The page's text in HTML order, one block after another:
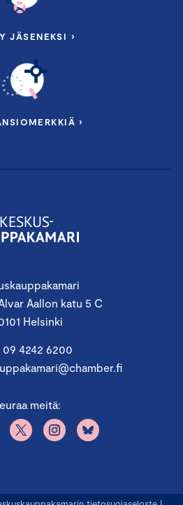
Aallon katu 5 C
Helsinki
09 4242 6200
meitä:
JÄSENEKSI ›
›